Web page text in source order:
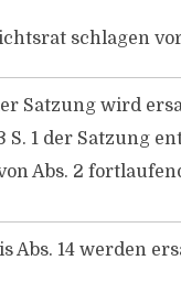
schlagen
Satzung wird
S. 1 der Satzung
Abs. 2
Abs. 14 werden